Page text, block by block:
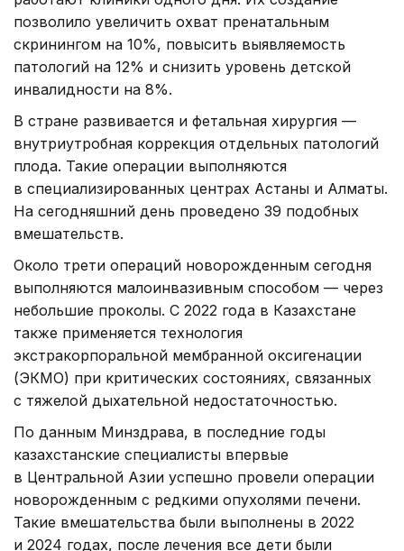
позволило увеличить охват пренатальным
скринингом на 10%, повысить выявляемость
патологий на 12% и снизить уровень детской
инвалидности на 8%.
В стране развивается и фетальная хирургия —
внутриутробная коррекция отдельных патологий
плода. Такие операции выполняются
в специализированных центрах Астаны и Алматы.
На сегодняшний день проведено 39 подобных
вмешательств.
Около трети операций новорожденным сегодня
выполняются малоинвазивным способом — через
небольшие проколы. С 2022 года в Казахстане
также применяется технология
экстракорпоральной мембранной оксигенации
(ЭКМО) при критических состояниях, связанных
с тяжелой дыхательной недостаточностью.
По данным Минздрава, в последние годы
казахстанские специалисты впервые
в Центральной Азии успешно провели операции
новорожденным с редкими опухолями печени.
Такие вмешательства были выполнены в 2022
и 2024 годах, после лечения все дети были